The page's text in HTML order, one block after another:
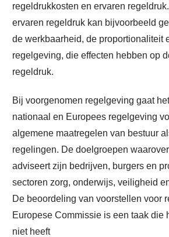
regeldrukkosten en ervaren
ervaren regeldruk kan bijvoorbeeld
de werkbaarheid, de proportionaliteit
regelgeving, die effecten hebben op
regeldruk.
Bij voorgenomen regelgeving gaat
nationaal en Europees regelgeving
algemene maatregelen van bestuur
regelingen. De doelgroepen
adviseert zijn bedrijven, burgers en
sectoren zorg, onderwijs, veiligheid
De beoordeling van voorstellen voor
Europese Commissie is een taak die
niet heeft